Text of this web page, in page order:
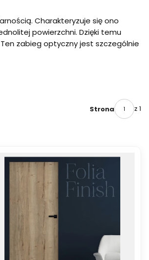
Charakteryzuje się ono
powierzchni. Dzięki temu
zabieg optyczny jest szczególnie
Strona z 1